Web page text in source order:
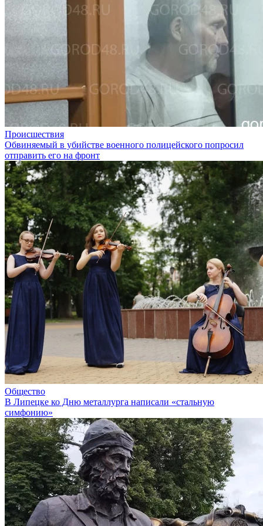
Происшествия
Обвиняемый в убийстве военного полицейского попросил
отправить его на фронт
Общество
В Липецке ко Дню металлурга написали «стальную
симфонию»